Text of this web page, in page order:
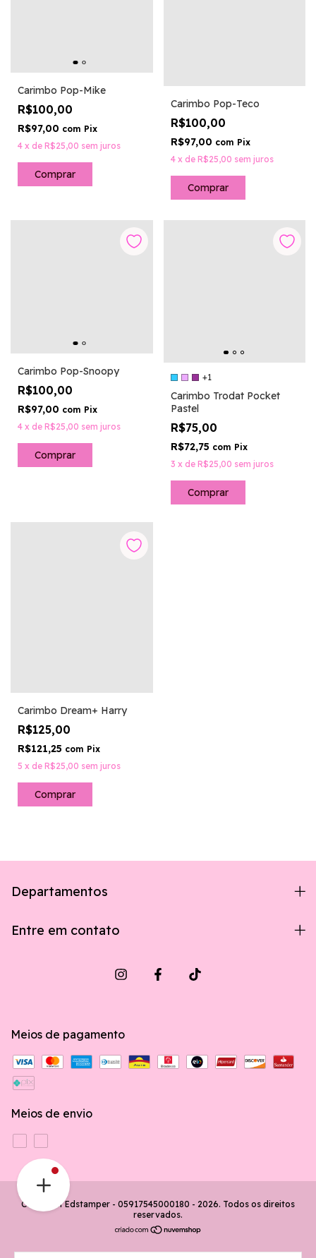
Carimbo Pop-Mike
R$100,00
R$97,00 com Pix
4 x de R$25,00 sem juros
Comprar
Carimbo Pop-Teco
R$100,00
R$97,00 com Pix
4 x de R$25,00 sem juros
Carimbo Pop-Snoopy
R$100,00
R$97,00 com Pix
4 x de R$25,00 sem juros
Comprar
+1
Carimbo Trodat Pocket
Pastel
R$75,00
R$72,75 com Pix
3 x de R$25,00 sem juros
Comprar
Carimbo Dream+ Harry
R$125,00
R$121,25 com Pix
5 x de R$25,00 sem juros
Departamentos
Entre em contato
Meios de pagamento
Meios de envio
Copyright Edstamper - 05917545000180 - 2026. Todos os direitos
reservados.